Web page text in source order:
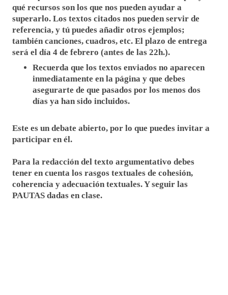
qué recursos son los que nos pueden ayudar a
superarlo. Los textos citados nos pueden servir de
referencia, y tú puedes añadir otros ejemplos;
también canciones, cuadros, etc. El plazo de entrega
será el día 4 de febrero (antes de las 22h.).
Recuerda que los textos enviados no aparecen
inmediatamente en la página y que debes
asegurarte de que pasados por los menos dos
días ya han sido incluidos.
Este es un debate abierto, por lo que puedes invitar a
participar en él.
Para la redacción del texto argumentativo debes
tener en cuenta los rasgos textuales de cohesión,
coherencia y adecuación textuales. Y seguir las
PAUTAS dadas en clase.